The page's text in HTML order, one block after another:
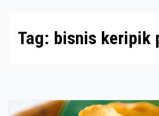
Tag: bisnis keripik